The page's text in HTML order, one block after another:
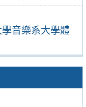
音樂系大學體